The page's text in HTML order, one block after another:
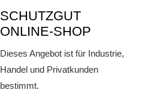
SCHUTZGUT
ONLINE-SHOP
Dieses Angebot ist für Industrie,
Handel und Privatkunden
bestimmt.